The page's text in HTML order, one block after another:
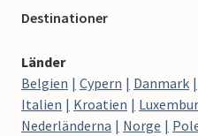
Destinationer
Länder
Belgien
Cypern Danmark
Italien
Kroatien
Nederländerna
Norge